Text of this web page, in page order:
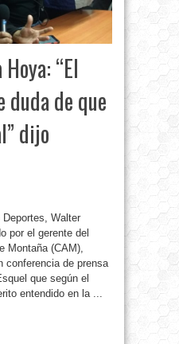
“El
de que
dijo
Deportes, Walter
por el gerente del
Montaña (CAM),
conferencia de prensa
que según el
entendido en la ...